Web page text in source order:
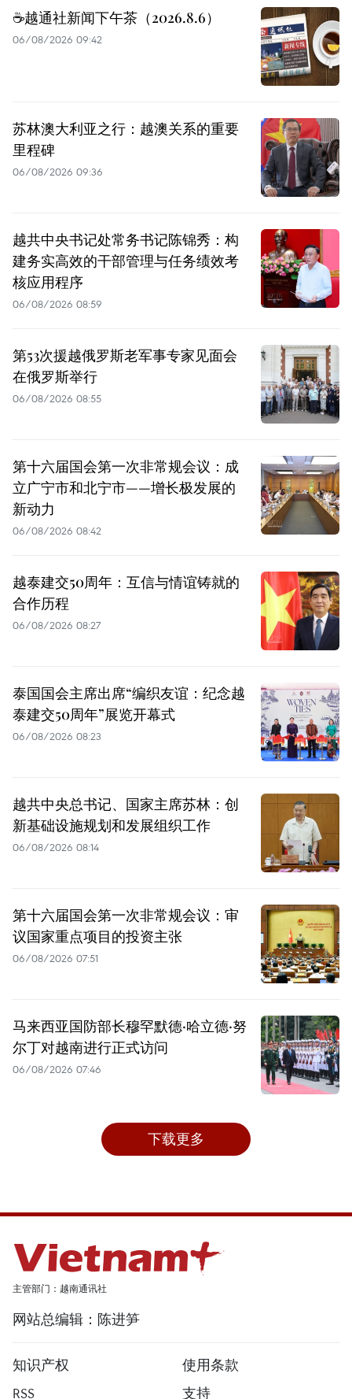
☕️越通社新闻下午茶（2026.8.6）
06/08/2026 09:42
苏林澳大利亚之行：越澳关系的重要
里程碑
06/08/2026 09:36
越共中央书记处常务书记陈锦秀：构
建务实高效的干部管理与任务绩效考
核应用程序
06/08/2026 08:59
第53次援越俄罗斯老军事专家见面会
在俄罗斯举行
06/08/2026 08:55
第十六届国会第一次非常规会议：成
立广宁市和北宁市——增长极发展的
新动力
06/08/2026 08:42
越泰建交50周年：互信与情谊铸就的
合作历程
06/08/2026 08:27
泰国国会主席出席“编织友谊：纪念越
泰建交50周年”展览开幕式
06/08/2026 08:23
越共中央总书记、国家主席苏林：创
新基础设施规划和发展组织工作
06/08/2026 08:14
第十六届国会第一次非常规会议：审
议国家重点项目的投资主张
06/08/2026 07:51
马来西亚国防部长穆罕默德·哈立德·努
尔丁对越南进行正式访问
06/08/2026 07:46
下载更多
主管部门：越南通讯社
网站总编辑：陈进笋
知识产权
使用条款
RSS
支持